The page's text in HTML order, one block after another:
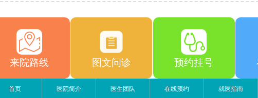
来院路线 图文问诊 预约挂号
首页 医院简介 医生团队 在线预约 就医指南